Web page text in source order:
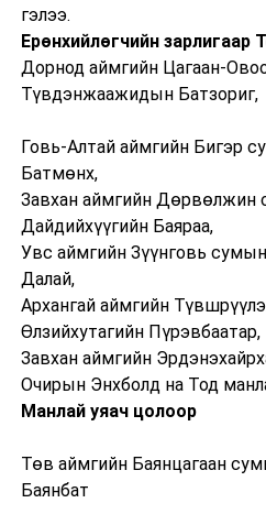
гэлээ.
Ерөнхийлөгчийн зарлигаар
Дорнод аймгийн Цагаан-
Түвдэнжаажидын Батзориг,
Говь-Алтай аймгийн Бигэр
Батмөнх,
Завхан аймгийн Дөрвөлжин
Дайдийхүүгийн Баяраа,
Увс аймгийн Зүүнговь
Далай,
Архангай аймгийн
Өлзийхутагийн Пүрэвбаатар,
Завхан аймгийн
Очирын Энхболд на Тод
Манлай уяач цолоор
Төв аймгийн Баянцагаан
Баянбат